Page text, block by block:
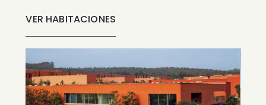
VER HABITACIONES